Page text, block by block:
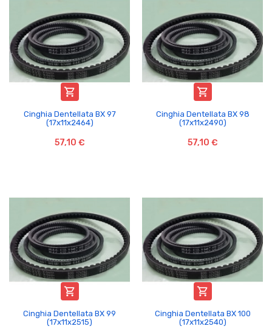

Cinghia Dentellata BX 97
(17x11x2464)
57,10 €

Cinghia Dentellata BX 98
(17x11x2490)
57,10 €

Cinghia Dentellata BX 99
(17x11x2515)

Cinghia Dentellata BX 100
(17x11x2540)